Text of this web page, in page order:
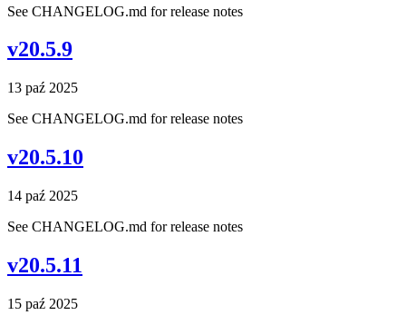
See CHANGELOG.md for release notes
v20.5.9
13 paź 2025
See CHANGELOG.md for release notes
v20.5.10
14 paź 2025
See CHANGELOG.md for release notes
v20.5.11
15 paź 2025